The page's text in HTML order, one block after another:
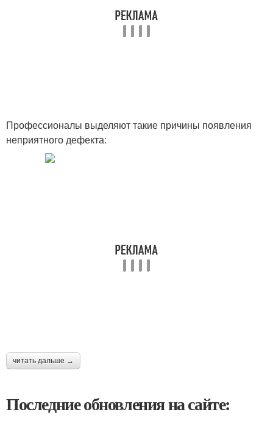
Профессионалы выделяют такие причины появления
неприятного дефекта:
читать дальше →
Последние обновления на сайте: